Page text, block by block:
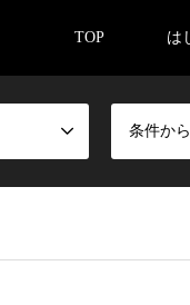
TOP は
条件か